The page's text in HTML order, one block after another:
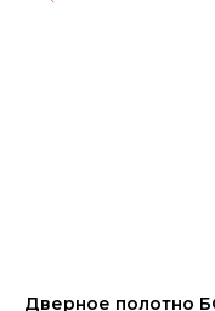
Дверное полотно